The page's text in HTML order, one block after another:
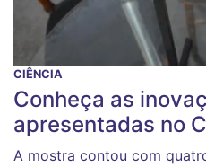
CIÊNCIA
Conheça as
apresentadas no
A mostra contou com